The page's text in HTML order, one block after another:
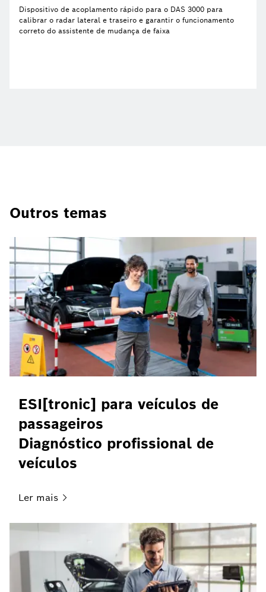
Dispositivo de acoplamento rápido para o DAS 3000 para
calibrar o radar lateral e traseiro e garantir o funcionamento
correto do assistente de mudança de faixa
Outros temas
ESI[tronic] para veículos de
passageiros
Diagnóstico profissional de
veículos
Ler mais